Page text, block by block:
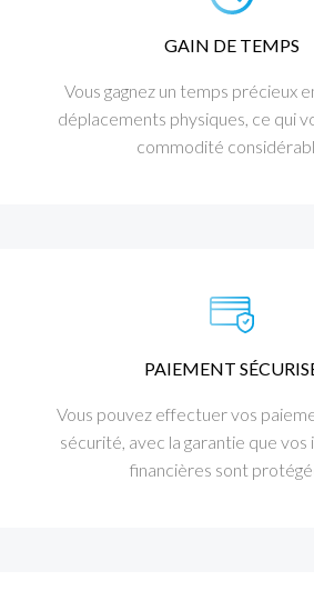
GAIN DE TEMPS
Vous gagnez un temps précieux
déplacements physiques, ce qui
commodité
PAIEMENT
Vous pouvez effectuer vos
sécurité, avec la garantie que
financières sont